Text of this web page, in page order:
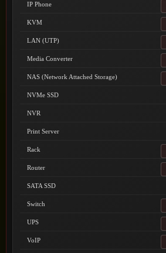
IP Phone
KVM
LAN (UTP)
Media Converter
NAS (Network Attached Storage)
NVMe SSD
NVR
Print Server
Rack
Router
SATA SSD
Switch
UPS
VoIP